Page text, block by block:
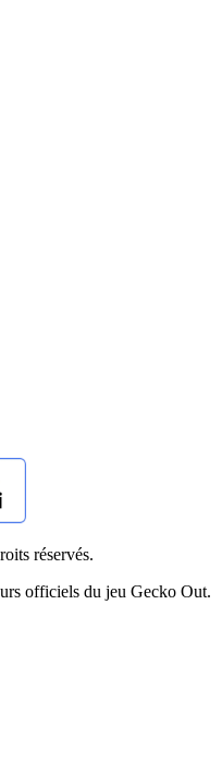
réservés.
officiels du jeu Gecko Out.